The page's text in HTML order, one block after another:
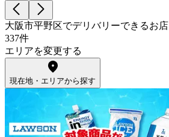
大阪市平野区でデリバリーできるお店
337件
エリアを変更する
現在地・エリアから探す